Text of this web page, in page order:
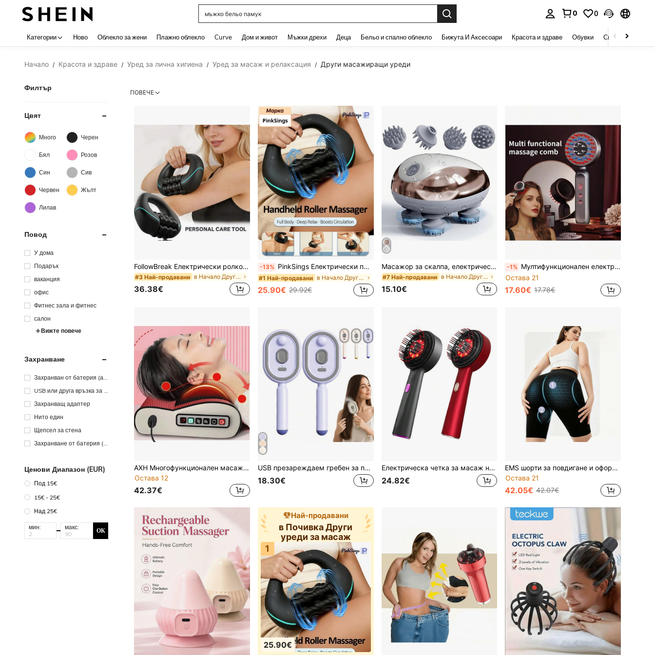
мъжко бельо памук
0 0
Категории Ново Облекло за жени Плажно облекло Curve Дом и живот Мъжки дрехи Деца Бельо и спално облекло Бижута И Аксесоари Красота и здраве Обувки Спорт И На
Начало / Красота и здраве / Уред за лична хигиена / Уред за масаж и релаксация / Други масажиращи уреди
Филтър
Цвят
Много Черен
Бял Розов
Син Сив
Червен Жълт
Лилав
Повод
У дома
Подарък
ваканция
офис
Фитнес зала и фитнес
салон
Вижте повече
Захранване
Захранван от батерия (ак
USB или друга връзка за п
Захранващ адаптер
Нито един
Щепсел за стена
Захранване от батерия (Д
Ценови Диапазон (EUR)
Под 15€
15€ - 25€
Над 25€
мин: макс: ОК
ПОВЕЧЕ
FollowBreak Електрически ролков масажор, облекчаване на мускулите на цялото тяло, 3 режима на скорост, електрически масажен инструмент, преносим масажор, акумулаторен ръчен масажор за ръце, крака, гръб, рамене и тяло
#3 Най-продавани в Начало Други уреди за масаж
36.38€
-13% PinkSings Електрически преносим ролков масажор - перкусионен масажор, прецизно таргетира възли за дълбоко облекчаване на мускулна болка, подобрява кръвообращението, 3 скорости на въртене, подходящ за гръб, рамене и крака
#1 Най-продавани в Начало Други уреди за масаж
25.90€ 29.92€
Масажор за скалпа, електрически масажор за глава тип октопод, 3 режима, масаж и търкане на скалпа, дълбоко релаксиране, преносим безжичен масажор-чесалка за глава за дома, офиса и пътуване, идеален подарък за празници
#7 Най-продавани в Начало Други уреди за масаж
15.10€
-1% Мултифункционален електрически масажор за скалп с гребен, четка за масаж за грижа за косата с червена светлина против косопад, USB презареждаема литиева батерия 1200mAh, 3-степенен дълбок стимулатор за скалпа, преносимо устройство за лична хигиена, идеален подарък за рожден ден и празник за двойки
Остава 21
17.60€ 17.78€
AXH Многофункционален масажор за врата и раменете, инструмент за месене на врата и гърба в дома, оборудван с регулируеми функции за топлинна терапия и масаж (6 бутона за масаж), масажен вибратор
Остава 12
42.37€
USB презареждаем гребен за пара, грижа за косата с етерични масла, изглаждане на накъсване, антистатичен инструмент за обем и оформяне на косата, 300mAh
18.30€
Електрическа четка за масаж на скалпа с батерия 1400mAh, апликатор за масло за коса, масаж на главата с една скорост, против косопад, преносим унисекс гребен за масаж домашна употреба
24.82€
EMS шорти за повдигане и оформяне на дупето за жени, умно устройство за стимулиране на мускулите на дупето, носимо устройство, пасивен домашен фитнес, незаменимо за фитнес залата
Остава 21
42.05€ 42.07€
Най-продавани
в Почивка Други
уреди за масаж
1
25.90€